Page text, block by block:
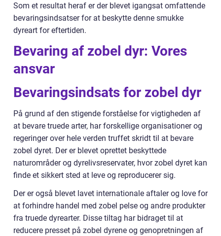
Som et resultat heraf er der blevet igangsat omfattende
bevaringsindsatser for at beskytte denne smukke
dyreart for eftertiden.
Bevaring af zobel dyr: Vores
ansvar
Bevaringsindsats for zobel dyr
På grund af den stigende forståelse for vigtigheden af
at bevare truede arter, har forskellige organisationer og
regeringer over hele verden truffet skridt til at bevare
zobel dyret. Der er blevet oprettet beskyttede
naturområder og dyrelivsreservater, hvor zobel dyret kan
finde et sikkert sted at leve og reproducerer sig.
Der er også blevet lavet internationale aftaler og love for
at forhindre handel med zobel pelse og andre produkter
fra truede dyrearter. Disse tiltag har bidraget til at
reducere presset på zobel dyrene og genopretningen af